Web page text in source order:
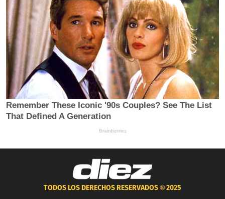
TODOS LOS DERECHOS RESERVADOS ®2025